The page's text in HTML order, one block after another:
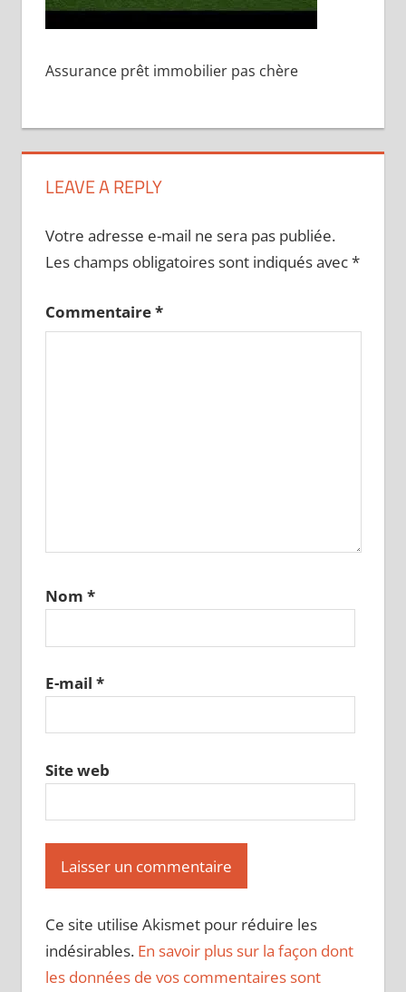
Assurance prêt immobilier pas chère
LEAVE A REPLY
Votre adresse e-mail ne sera pas publiée.
Les champs obligatoires sont indiqués avec*
Commentaire*
Nom *
E-mail *
Site web
Ce site utilise Akismet pour réduire les
indésirables. En savoir plus sur la façon dont
les données de vos commentaires sont